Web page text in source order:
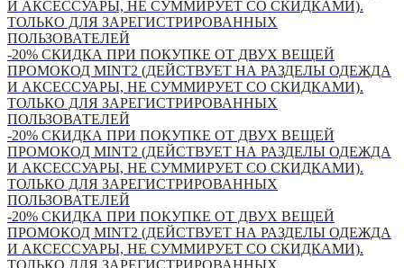
И АКСЕССУАРЫ, НЕ СУММИРУЕТ СО СКИДКАМИ).
ТОЛЬКО ДЛЯ ЗАРЕГИСТРИРОВАННЫХ
ПОЛЬЗОВАТЕЛЕЙ
-20% СКИДКА ПРИ ПОКУПКЕ ОТ ДВУХ ВЕЩЕЙ
ПРОМОКОД MINT2 (ДЕЙСТВУЕТ НА РАЗДЕЛЫ ОДЕЖДА
И АКСЕССУАРЫ, НЕ СУММИРУЕТ СО СКИДКАМИ).
ТОЛЬКО ДЛЯ ЗАРЕГИСТРИРОВАННЫХ
ПОЛЬЗОВАТЕЛЕЙ
-20% СКИДКА ПРИ ПОКУПКЕ ОТ ДВУХ ВЕЩЕЙ
ПРОМОКОД MINT2 (ДЕЙСТВУЕТ НА РАЗДЕЛЫ ОДЕЖДА
И АКСЕССУАРЫ, НЕ СУММИРУЕТ СО СКИДКАМИ).
ТОЛЬКО ДЛЯ ЗАРЕГИСТРИРОВАННЫХ
ПОЛЬЗОВАТЕЛЕЙ
-20% СКИДКА ПРИ ПОКУПКЕ ОТ ДВУХ ВЕЩЕЙ
ПРОМОКОД MINT2 (ДЕЙСТВУЕТ НА РАЗДЕЛЫ ОДЕЖДА
И АКСЕССУАРЫ, НЕ СУММИРУЕТ СО СКИДКАМИ).
ТОЛЬКО ДЛЯ ЗАРЕГИСТРИРОВАННЫХ